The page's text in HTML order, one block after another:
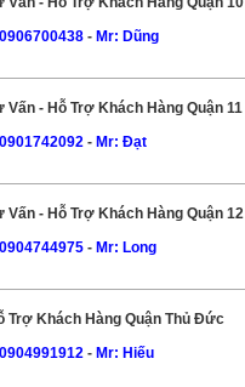
0906700438- Mr: Dũng
Vấn - Hỗ Trợ Khách Hàng Quận 11
0901742092- Mr: Đạt
Vấn - Hỗ Trợ Khách Hàng Quận 12
0904744975- Mr: Long
Trợ Khách Hàng Quận Thủ Đức
0904991912- Mr: Hiếu